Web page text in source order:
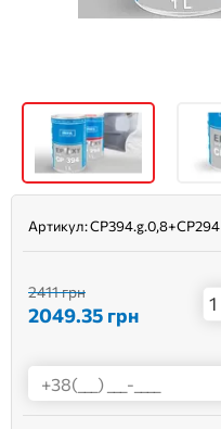
Артикул:CP394.g.0,8+CP294
2411 грн
2049.35 грн